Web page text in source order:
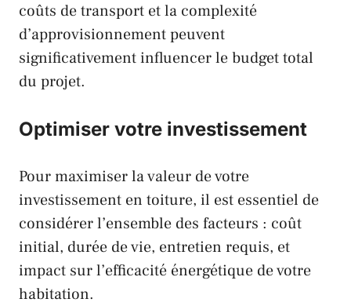
coûts de transport et la complexité
d’approvisionnement peuvent
significativement influencer le budget total
du projet.
Optimiser votre investissement
Pour maximiser la valeur de votre
investissement en toiture, il est essentiel de
considérer l’ensemble des facteurs : coût
initial, durée de vie, entretien requis, et
impact sur l’efficacité énergétique de votre
habitation.